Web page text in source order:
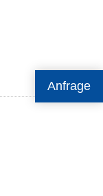
Anfrage